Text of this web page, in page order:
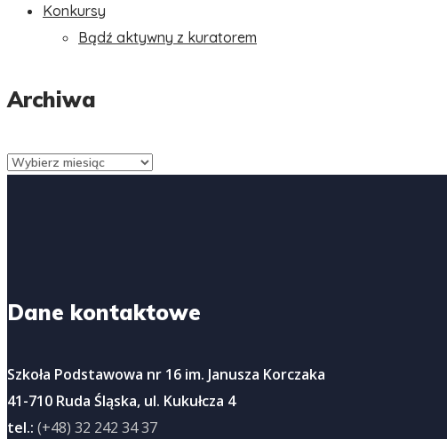
Konkursy
Bądź aktywny z kuratorem
Archiwa
Archiwa
Dane kontaktowe
Szkoła Podstawowa nr 16 im. Janusza Korczaka
41-710 Ruda Śląska, ul. Kukułcza 4
tel.: (+48) 32 242 34 37